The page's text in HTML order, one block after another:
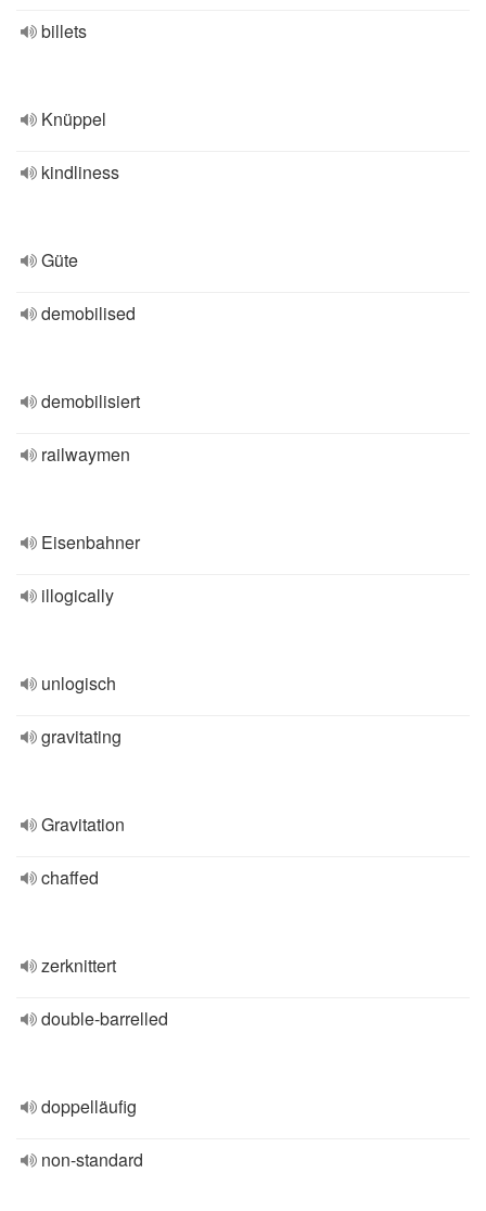
billets
Knüppel
kindliness
Güte
demobilised
demobilisiert
railwaymen
Eisenbahner
illogically
unlogisch
gravitating
Gravitation
chaffed
zerknittert
double-barrelled
doppelläufig
non-standard